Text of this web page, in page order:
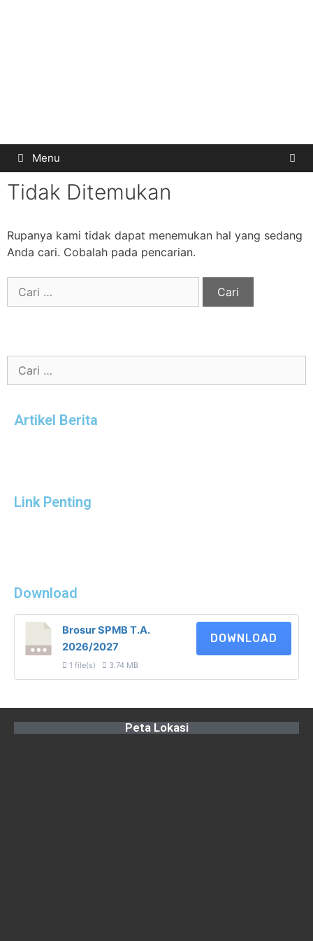
Menu
Tidak Ditemukan
Rupanya kami tidak dapat menemukan hal yang sedang
Anda cari. Cobalah pada pencarian.
Artikel Berita
Link Penting
Download
Brosur SPMB T.A.
2026/2027
1 file(s) 3.74 MB
DOWNLOAD
Peta Lokasi